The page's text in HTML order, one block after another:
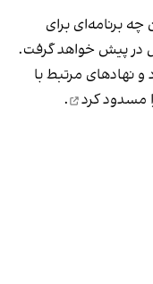
چه برنامه‌ای برای
در پیش خواهد گرفت.
و نهادهای مرتبط با
مسدود کرد .